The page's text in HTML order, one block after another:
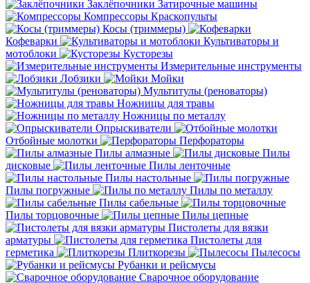
Заклёпочники Затирочные машины
Компрессоры Краскопульты
Косы (триммеры)
Кофеварки
Культиваторы и
мотоблоки
Кусторезы
Измерительные инструменты
Лобзики
Мойки
Мультитулы (реноваторы)
Ножницы для травы
Ножницы по металлу
Опрыскиватели
Отбойные молотки
Перфораторы
Пилы алмазные
Пилы
дисковые
Пилы ленточные
Пилы настольные
Пилы погружные
Пилы по металлу
Пилы сабельные
Пилы торцовочные
Пилы цепные
Пистолеты для вязки
арматуры
Пистолеты для
герметика
Плиткорезы
Пылесосы
Рубанки и рейсмусы
Сварочное оборудование